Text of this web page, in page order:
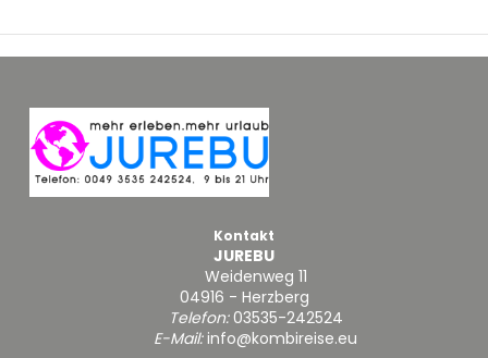
Kontakt
JUREBU
Weidenweg 11
04916 - Herzberg
Telefon:03535-242524
E-Mail:info@kombireise.eu